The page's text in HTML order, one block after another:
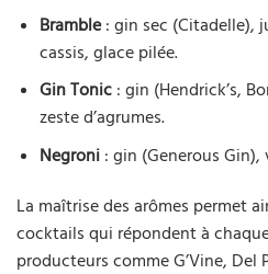
Bramble: gin sec (Citadelle),
cassis, glace pilée.
Gin Tonic: gin (Hendrick’s,
zeste d’agrumes.
Negroni: gin (Generous Gin),
La maîtrise des arômes permet
cocktails qui répondent à
producteurs comme G’Vine, Del